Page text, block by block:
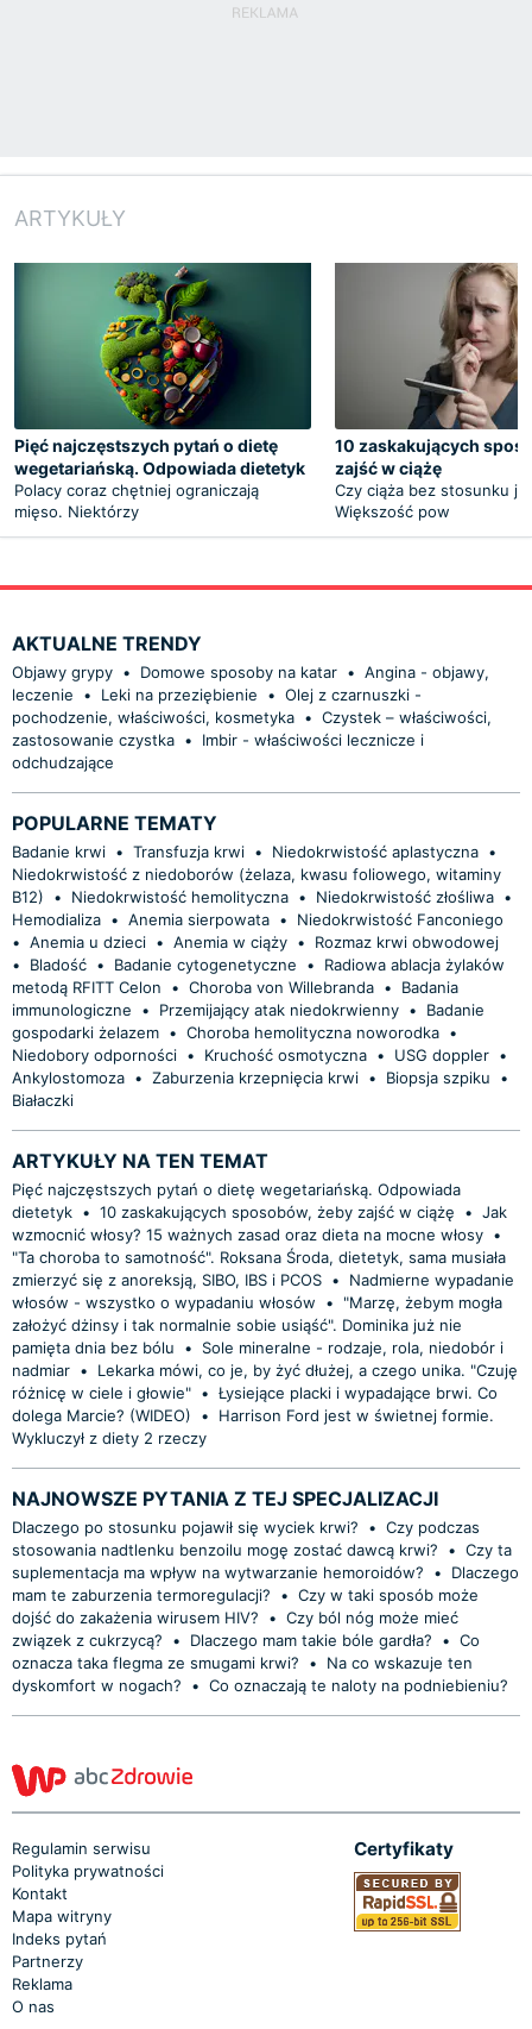
ARTYKUŁY
Pięć najczęstszych pytań o dietę
wegetariańską. Odpowiada dietetyk
Polacy coraz chętniej ograniczają
mięso. Niektórzy
10 zaskakujących
zajść w ciążę
Czy ciąża bez stosunku
Większość pow
AKTUALNE TRENDY
Objawy grypy • Domowe sposoby na katar • Angina - objawy,
leczenie
• Leki na przeziębienie • Olej z czarnuszki -
pochodzenie, właściwości, kosmetyka • Czystek – właściwości,
zastosowanie czystka •
Imbir - właściwości lecznicze i
odchudzające
POPULARNE TEMATY
Badanie krwi • Transfuzja krwi • Niedokrwistość aplastyczna •
Niedokrwistość z niedoborów (żelaza, kwasu foliowego, witaminy
B12)
• Niedokrwistość hemolityczna • Niedokrwistość złośliwa •
Hemodializa • Anemia sierpowata •
Niedokrwistość Fanconiego
• Anemia u dzieci • Anemia w ciąży •
Rozmaz krwi obwodowej
•
Bladość • Badanie cytogenetyczne •
Radiowa ablacja żylaków
metodą RFITT Celon
• Choroba von Willebranda •
Badania
immunologiczne
• Przemijający atak niedokrwienny •
Badanie
gospodarki żelazem • Choroba hemolityczna noworodka •
Niedobory odporności • Kruchość osmotyczna • USG doppler •
Ankylostomoza • Zaburzenia krzepnięcia krwi • Biopsja szpiku
•
Białaczki
ARTYKUŁY NA TEN TEMAT
Pięć najczęstszych pytań o dietę wegetariańską. Odpowiada
dietetyk • 10 zaskakujących sposobów, żeby zajść w ciążę • Jak
wzmocnić włosy? 15 ważnych zasad oraz dieta na mocne włosy •
"Ta choroba to samotność". Roksana Środa, dietetyk, sama musiała
zmierzyć się z anoreksją, SIBO, IBS i PCOS •
Nadmierne wypadanie
włosów - wszystko o wypadaniu włosów
•
"Marzę, żebym mogła
założyć dżinsy i tak normalnie sobie usiąść". Dominika już nie
pamięta dnia bez bólu
•
Sole mineralne - rodzaje, rola, niedobór i
nadmiar •
Lekarka mówi, co je, by żyć dłużej, a czego unika. "Czuję
różnicę w ciele i głowie" • Łysiejące placki i wypadające brwi. Co
dolega Marcie? (WIDEO)
•
Harrison Ford jest w świetnej formie.
Wykluczył z diety 2 rzeczy
NAJNOWSZE PYTANIA Z TEJ SPECJALIZACJI
Dlaczego po stosunku pojawił się wyciek krwi? • Czy podczas
stosowania nadtlenku benzoilu mogę zostać dawcą krwi?
• Czy ta
suplementacja ma wpływ na wytwarzanie hemoroidów?
•
Dlaczego
mam te zaburzenia termoregulacji?
• Czy w taki sposób może
dojść do zakażenia wirusem HIV?
• Czy ból nóg może mieć
związek z cukrzycą?
• Dlaczego mam takie bóle gardła? • Co
oznacza taka flegma ze smugami krwi?
•
Na co wskazuje ten
dyskomfort w nogach?
• Co oznaczają te naloty na podniebieniu?
Regulamin serwisu
Polityka prywatności
Kontakt
Mapa witryny
Indeks pytań
Partnerzy
Reklama
O nas
Certyfikaty